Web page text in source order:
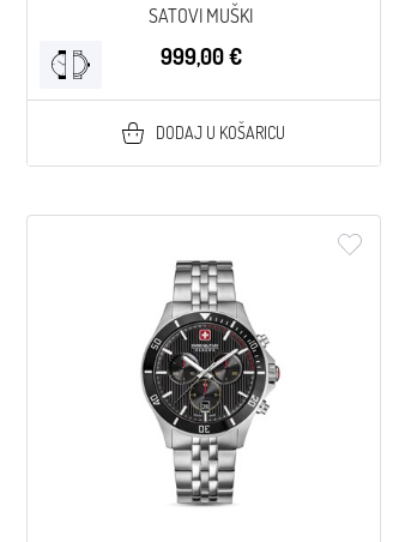
SATOVI MUŠKI
999,00 €
DODAJ U KOŠARICU